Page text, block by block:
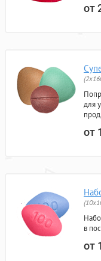
от
для
от
в
от